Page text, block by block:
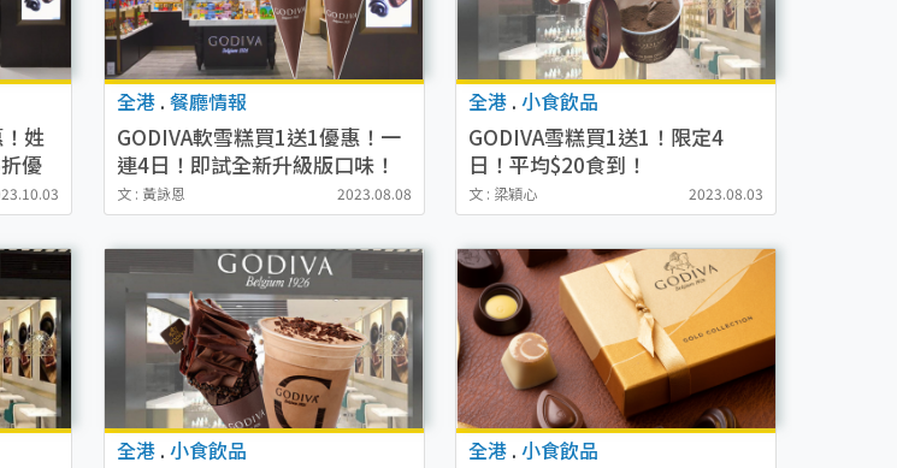
姓
優
全港 . 餐廳情報
GODIVA軟雪糕買1送1優惠！一
連4日！即試全新升級版口味！
文 : 黃詠恩 2023.08.08
全港 .小食飲品
GODIVA雪糕買1送1！限定4
日！平均$20食到！
文 : 梁穎心 2023.08.03
全港 . 小食飲品 全港 .小食飲品